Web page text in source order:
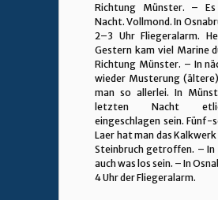
Richtung Münster. –
Nacht. Vollmond. In
2–3 Uhr Fliegeralarm.
Gestern kam viel Marine
Richtung Münster. – In
wieder Musterung
man so allerlei. In
letzten Nacht
eingeschlagen sein. Fünf-
Laer hat man das
Steinbruch getroffen. – In
auch was los sein. – In
4 Uhr der Fliegeralarm.